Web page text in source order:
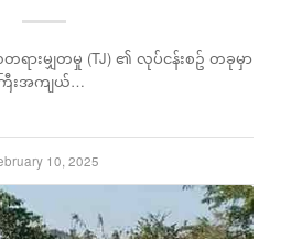
ရားမျှတမှု (TJ) ၏ လုပ်ငန်းစဥ် တခုမှာ
းအကျယ်…
10, 2025